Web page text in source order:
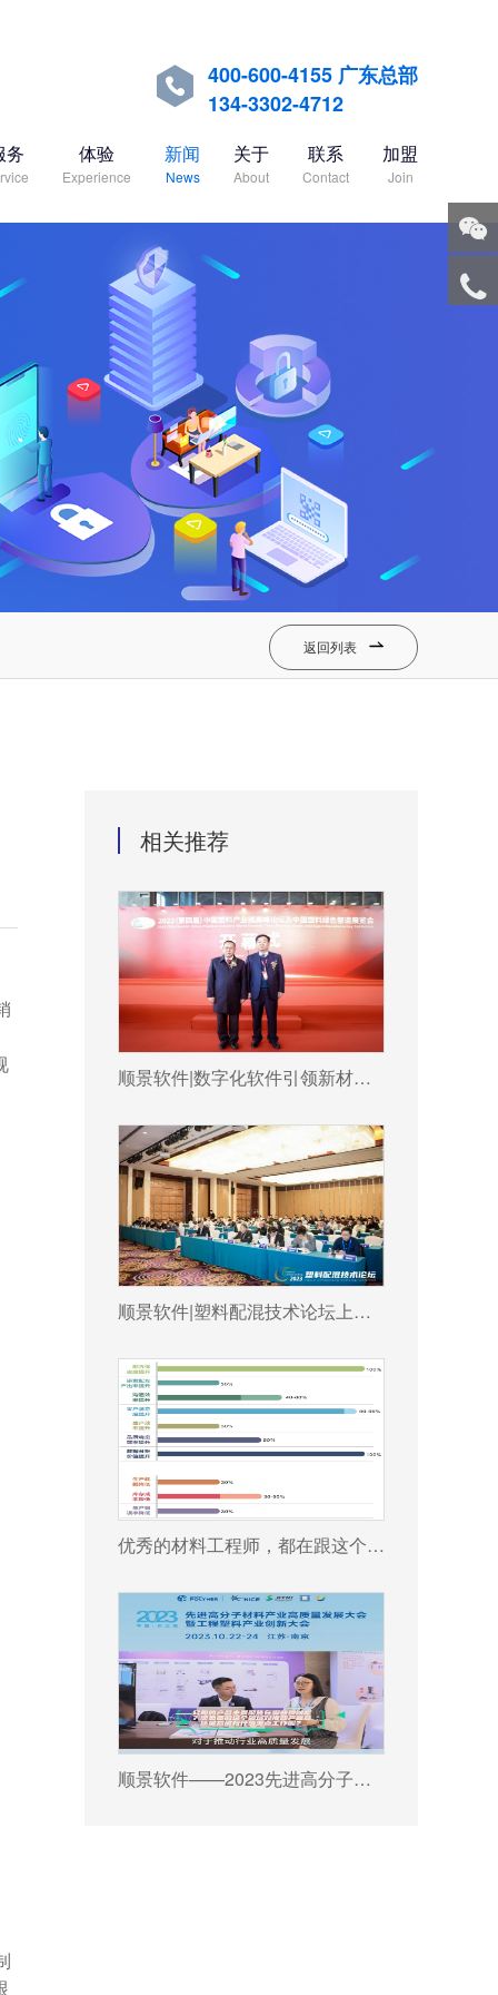

400-600-4155 广东总部
134-3302-4712
务 体验
Experience
新闻
News
关于
About
联系
Contact
加盟
Join
返回列表 
相关推荐
顺景软件|数字化软件引领新材料产业绿色智造新篇章
顺景软件|塑料配混技术论坛上展示数字化的力量
优秀的材料工程师，都在跟这个新朋友打交道!
顺景软件——2023先进高分子材料产业高质量发展大会暨工程塑料产业创新大会
微信